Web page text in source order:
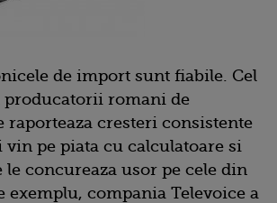
de import sunt fiabile. Cel
producatorii romani de
raporteaza cresteri consistente
vin pe piata cu calculatoare si
le concureaza usor pe cele din
exemplu, compania Televoice a